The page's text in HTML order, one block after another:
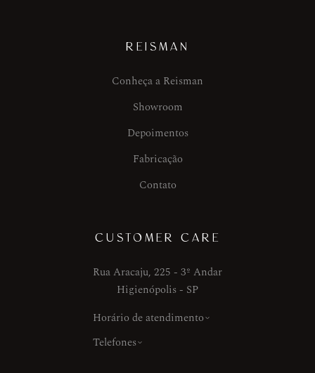
REISMAN
Conheça a Reisman
Showroom
Depoimentos
Fabricação
Contato
CUSTOMER CARE
Rua Aracaju, 225 - 3º Andar
Higienópolis - SP
Horário de atendimento
Telefones